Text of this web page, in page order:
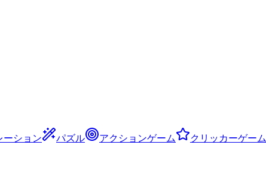
ーション パズル アクションゲーム クリッカーゲーム